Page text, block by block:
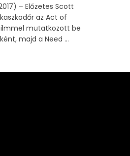
– Előzetes Scott
az Act of
mutatkozott be
majd a Need ...